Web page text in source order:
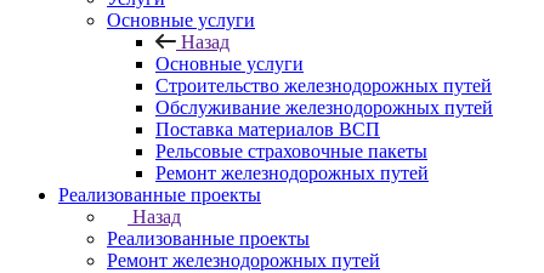
Основные услуги
Назад
Основные услуги
Строительство железнодорожных путей
Обслуживание железнодорожных путей
Поставка материалов ВСП
Рельсовые страховочные пакеты
Ремонт железнодорожных путей
Реализованные проекты
Назад
Реализованные проекты
Ремонт железнодорожных путей